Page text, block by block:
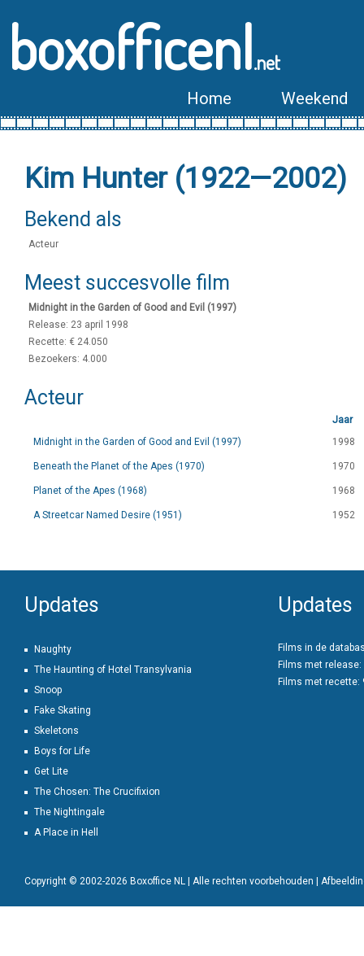
boxofficenl.net
Home Weekend
Kim Hunter (1922—2002)
Bekend als
Acteur
Meest succesvolle film
Midnight in the Garden of Good and Evil (1997)
Release: 23 april 1998
Recette: € 24.050
Bezoekers: 4.000
Acteur
Jaar
Midnight in the Garden of Good and Evil (1997)
1998
Beneath the Planet of the Apes (1970) 1970
Planet of the Apes (1968) 1968
A Streetcar Named Desire (1951) 1952
Updates
Naughty
The Haunting of Hotel Transylvania
Snoop
Fake Skating
Skeletons
Boys for Life
Get Lite
The Chosen: The Crucifixion
The Nightingale
A Place in Hell
Updates
Films in de
Films met release:
Films met recette:
Copyright © 2002-2026 Boxoffice NL | Alle rechten voorbehouden |